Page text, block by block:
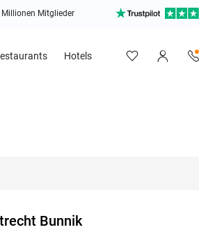
Millionen Mitglieder
Hotels
Bunnik